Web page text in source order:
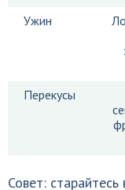
Ужин
Перекусы
Совет: